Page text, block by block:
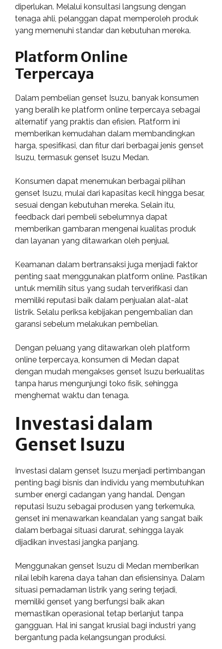
diperlukan. Melalui konsultasi langsung dengan
tenaga ahli, pelanggan dapat memperoleh produk
yang memenuhi standar dan kebutuhan mereka.
Platform Online
Terpercaya
Dalam pembelian genset Isuzu, banyak konsumen
yang beralih ke platform online terpercaya sebagai
alternatif yang praktis dan efisien. Platform ini
memberikan kemudahan dalam membandingkan
harga, spesifikasi, dan fitur dari berbagai jenis genset
Isuzu, termasuk genset Isuzu Medan.
Konsumen dapat menemukan berbagai pilihan
genset Isuzu, mulai dari kapasitas kecil hingga besar,
sesuai dengan kebutuhan mereka. Selain itu,
feedback dari pembeli sebelumnya dapat
memberikan gambaran mengenai kualitas produk
dan layanan yang ditawarkan oleh penjual.
Keamanan dalam bertransaksi juga menjadi faktor
penting saat menggunakan platform online. Pastikan
untuk memilih situs yang sudah terverifikasi dan
memiliki reputasi baik dalam penjualan alat-alat
listrik. Selalu periksa kebijakan pengembalian dan
garansi sebelum melakukan pembelian.
Dengan peluang yang ditawarkan oleh platform
online terpercaya, konsumen di Medan dapat
dengan mudah mengakses genset Isuzu berkualitas
tanpa harus mengunjungi toko fisik, sehingga
menghemat waktu dan tenaga.
Investasi dalam
Genset Isuzu
Investasi dalam genset Isuzu menjadi pertimbangan
penting bagi bisnis dan individu yang membutuhkan
sumber energi cadangan yang handal. Dengan
reputasi Isuzu sebagai produsen yang terkemuka,
genset ini menawarkan keandalan yang sangat baik
dalam berbagai situasi darurat, sehingga layak
dijadikan investasi jangka panjang.
Menggunakan genset Isuzu di Medan memberikan
nilai lebih karena daya tahan dan efisiensinya. Dalam
situasi pemadaman listrik yang sering terjadi,
memiliki genset yang berfungsi baik akan
memastikan operasional tetap berlanjut tanpa
gangguan. Hal ini sangat krusial bagi industri yang
bergantung pada kelangsungan produksi.